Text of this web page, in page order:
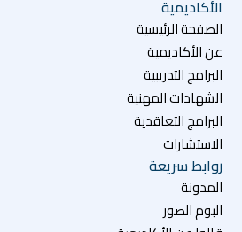
الأكاديمية
الصفحة الرئيسية
عن الأكاديمية
البرامج التدريبية
الشهادات المهنية
البرامج التعاقدية
الاستشارات
روابط سريعة
المدونة
البوم الصور